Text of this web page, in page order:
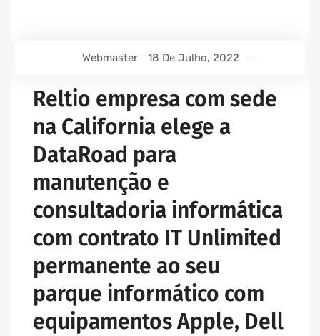
Webmaster 18 De Julho, 2022
Reltio empresa com sede
na California elege a
DataRoad para
manutenção e
consultadoria informática
com contrato IT Unlimited
permanente ao seu
parque informático com
equipamentos Apple, Dell